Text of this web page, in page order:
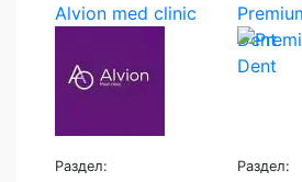
Alvion med clinic
Раздел:
Dent
Раздел: